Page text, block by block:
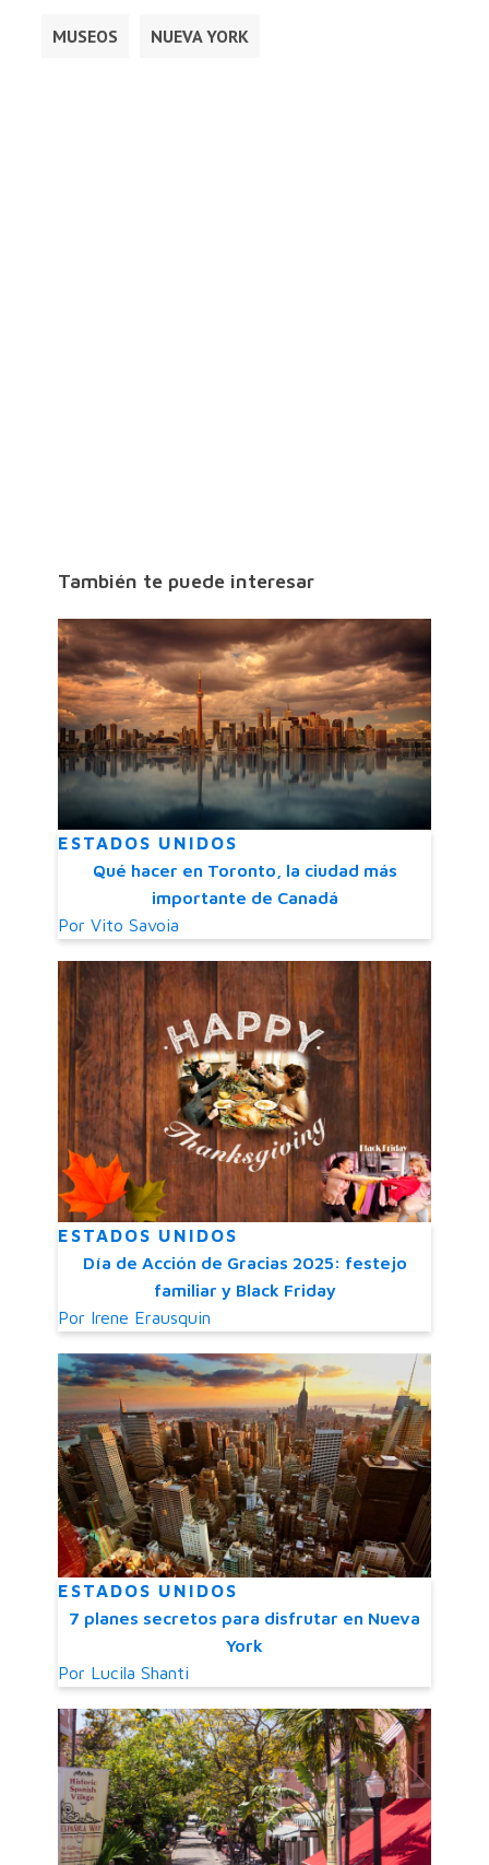
MUSEOS NUEVA YORK
También te puede interesar
ESTADOS UNIDOS
Qué hacer en Toronto, la ciudad más
importante de Canadá
Por Vito Savoia
ESTADOS UNIDOS
Día de Acción de Gracias 2025: festejo
familiar y Black Friday
Por Irene Erausquin
ESTADOS UNIDOS
7 planes secretos para disfrutar en Nueva
York
Por Lucila Shanti